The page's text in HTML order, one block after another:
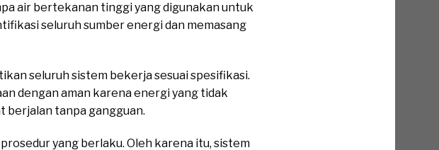
air bertekanan tinggi yang digunakan untuk
seluruh sumber energi dan memasang
seluruh sistem bekerja sesuai spesifikasi.
dengan aman karena energi yang tidak
berjalan tanpa gangguan.
yang berlaku. Oleh karena itu, sistem